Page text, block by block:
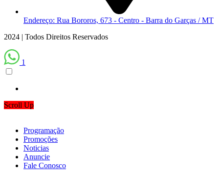
Endereço: Rua Bororos, 673 - Centro - Barra do Garças / MT
2024 | Todos Direitos Reservados
1
Scroll Up
Programação
Promoções
Noticias
Anuncie
Fale Conosco